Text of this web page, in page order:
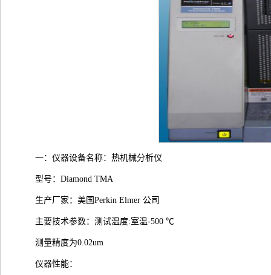
一：仪器设备名称：热机械分析仪
型号：Diamond TMA
生产厂家：美国Perkin Elmer 公司
主要技术参数：测试温度:室温-500 ℃
测量精度为0.02um
仪器性能：